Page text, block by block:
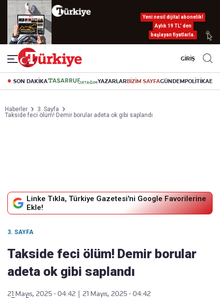
Yeni nesil dijital abonelik!
Aylık 19 TL’ den
başlayan fiyatlarla.
GİRİŞ
SON DAKİKA YAZARLARBİZİM SAYFAGÜNDEMPOLİTİKA
Haberler
3. Sayfa
Takside feci ölüm! Demir borular adeta ok gibi saplandı
Linke Tıkla, Türkiye Gazetesi'ni Google Favorilerine
Ekle!
3. SAYFA
Takside feci ölüm! Demir borular
adeta ok gibi saplandı
21 Mayıs, 2025 - 04:42
21 Mayıs, 2025 - 04:42